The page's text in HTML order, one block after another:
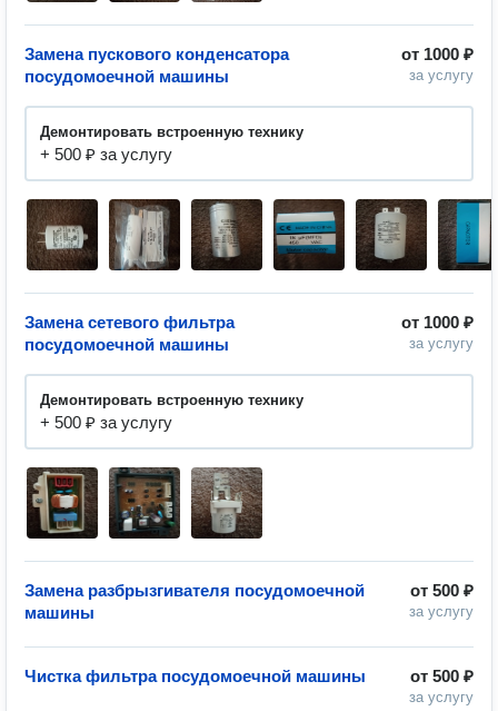
от 1000 ₽
за услугу
Замена пускового конденсатора
посудомоечной машины
Демонтировать встроенную технику
+ 500 ₽ за услугу
от 1000 ₽
за услугу
Замена сетевого фильтра
посудомоечной машины
Демонтировать встроенную технику
+ 500 ₽ за услугу
от 500 ₽
за услугу
Замена разбрызгивателя посудомоечной
машины
от 500 ₽
за услугу
Чистка фильтра посудомоечной машины